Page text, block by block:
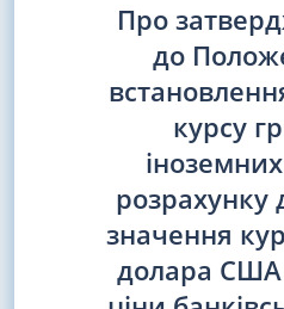
Про
до
курсу
розрахунку
значення
долара США